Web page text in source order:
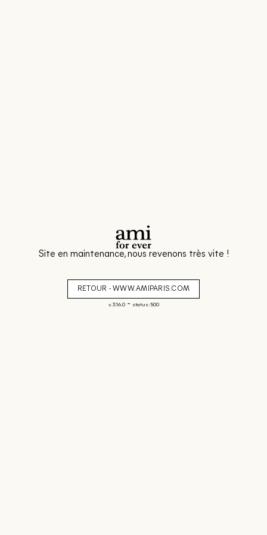
Site en maintenance, nous revenons très vite !
RETOUR - WWW.AMIPARIS.COM
v. 3.16.0- status: 500